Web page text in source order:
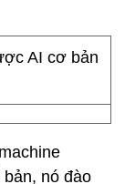
bản, nó đào